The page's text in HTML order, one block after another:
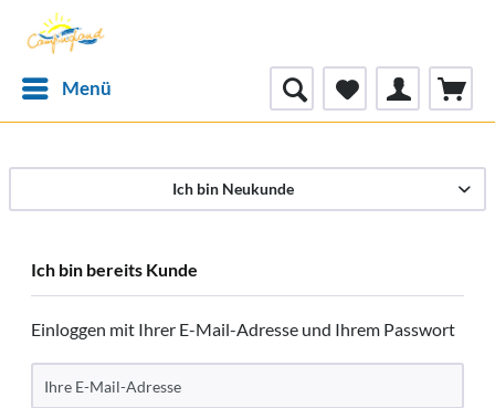
Menü
Ich bin Neukunde
Ich bin bereits Kunde
Einloggen mit Ihrer E-Mail-Adresse und Ihrem Passwort